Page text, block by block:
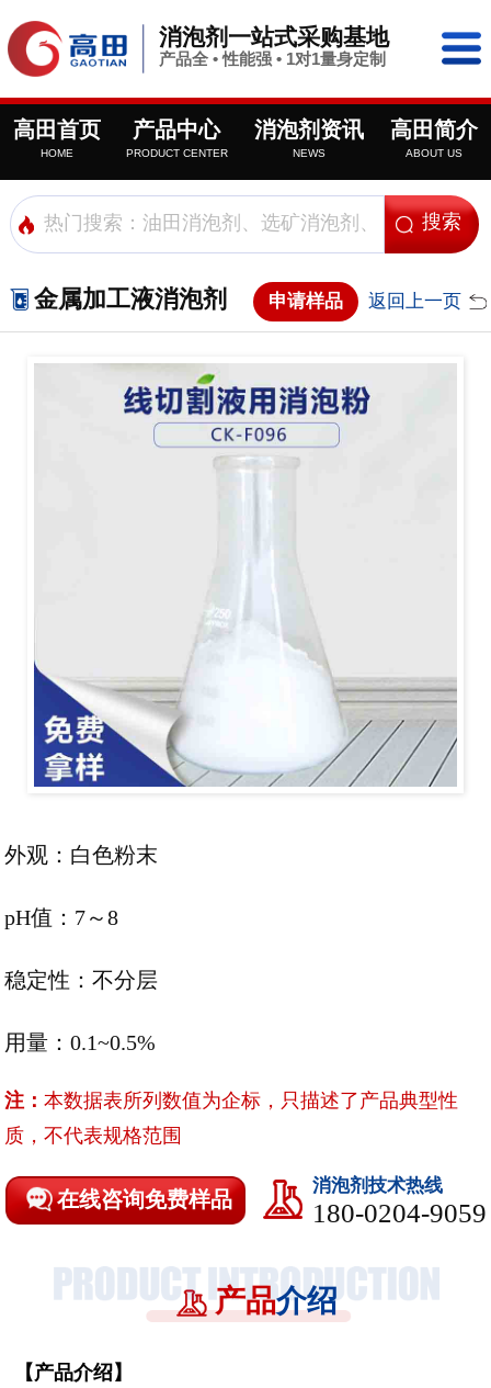
消泡剂一站式采购基地
产品全 • 性能强 • 1对1量身定制
高田首页
HOME
产品中心
PRODUCT CENTER
消泡剂资讯
NEWS
高田简介
ABOUT US
金属加工液消泡剂 申请样品 返回上一页
外观：白色粉末
pH值：7～8
稳定性：不分层
用量：0.1~0.5%
注：本数据表所列数值为企标，只描述了产品典型性
质，不代表规格范围
在线咨询免费样品
消泡剂技术热线
180-0204-9059
产品介绍
【产品介绍】